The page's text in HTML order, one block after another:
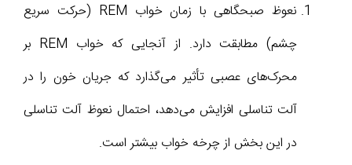
نعوظ صبحگاهی با زمان خواب REM (حرکت سریع
چشم) مطابقت دارد. از آنجایی که خواب REM بر
محرک‌های عصبی تأثیر می‌گذارد که جریان خون را در
آلت تناسلی افزایش می‌دهد، احتمال نعوظ آلت تناسلی
در این بخش از چرخه خواب بیشتر است.